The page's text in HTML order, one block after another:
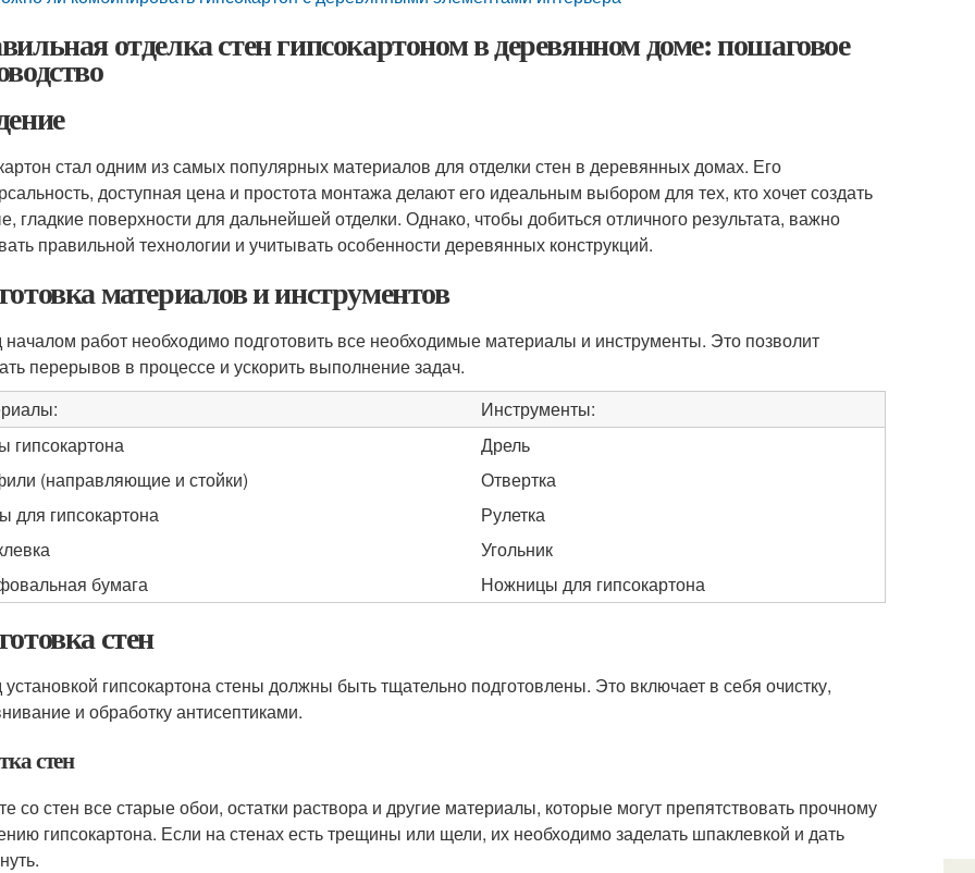
отделка стен гипсокартоном в деревянном доме: пошаговое
стал одним из самых популярных материалов для отделки стен в деревянных домах. Его
доступная цена и простота монтажа делают его идеальным выбором для тех, кто хочет создать
гладкие поверхности для дальнейшей отделки. Однако, чтобы добиться отличного результата, важно
правильной технологии и учитывать особенности деревянных конструкций.
материалов и инструментов
работ необходимо подготовить все необходимые материалы и инструменты. Это позволит
перерывов в процессе и ускорить выполнение задач.
Инструменты:
гипсокартона
Дрель
(направляющие и стойки)
Отвертка
для гипсокартона
Рулетка
Угольник
бумага
Ножницы для гипсокартона
стен
гипсокартона стены должны быть тщательно подготовлены. Это включает в себя очистку,
и обработку антисептиками.
стен
со стен все старые обои, остатки раствора и другие материалы, которые могут препятствовать прочному
гипсокартона. Если на стенах есть трещины или щели, их необходимо заделать шпаклевкой и дать